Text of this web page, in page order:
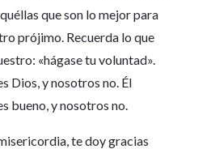
que son lo mejor para
prójimo. Recuerda lo que
«hágase tu voluntad».
Dios, y nosotros no. Él
bueno, y nosotros no.
te doy gracias